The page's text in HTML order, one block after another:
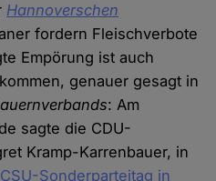
Hannoverschen
fordern Fleischverbote
Empörung ist auch
genauer gesagt in
: Am
sagte die CDU-
Kramp-Karrenbauer, in
Sonderparteitag in